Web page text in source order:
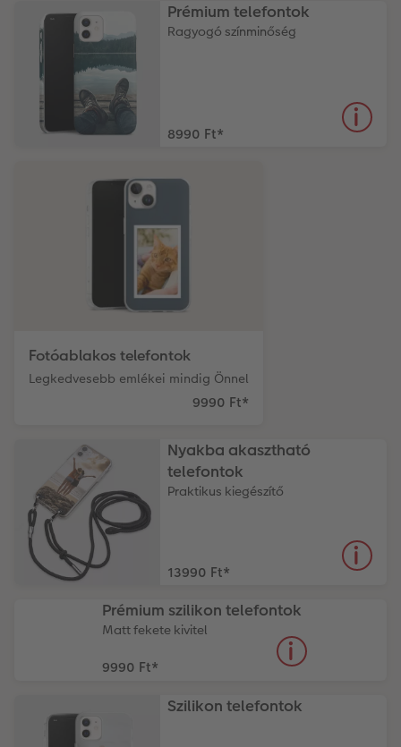
Prémium telefontok
Ragyogó színminőség
8990 Ft*
Nyakba akasztható
telefontok
Praktikus kiegészítő
13990 Ft*
Szilikon telefontok
Prémium szilikon telefontok
Matt fekete kivitel
9990 Ft*
Fotóablakos telefontok
Legkedvesebb emlékei mindig Önnel
9990 Ft*